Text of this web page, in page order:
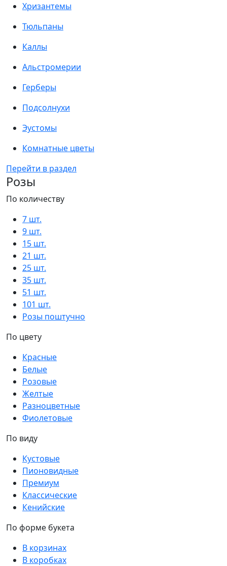
Хризантемы
Тюльпаны
Каллы
Альстромерии
Герберы
Подсолнухи
Эустомы
Комнатные цветы
Перейти в раздел
Розы
По количеству
7 шт.
9 шт.
15 шт.
21 шт.
25 шт.
35 шт.
51 шт.
101 шт.
Розы поштучно
По цвету
Красные
Белые
Розовые
Желтые
Разноцветные
Фиолетовые
По виду
Кустовые
Пионовидные
Премиум
Классические
Кенийские
По форме букета
В корзинах
В коробках